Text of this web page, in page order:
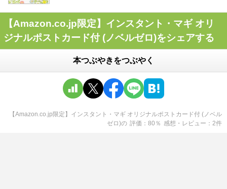
【Amazon.co.jp限定】インスタント・マギ オリ
ジナルポストカード付 (ノベルゼロ)をシェアする
本つぶやきをつぶやく
【Amazon.co.jp限定】インスタント・マギ オリジナルポストカード付 (ノベル
ゼロ)の 評価 80 ％ 感想・レビュー 2件